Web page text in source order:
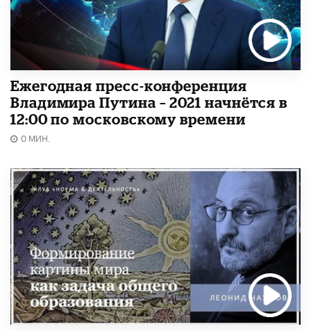
Ежегодная пресс-конференция
Владимира Путина – 2021 начнётся в
12:00 по московскому времени
0 МИН.